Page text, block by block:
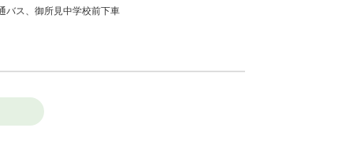
バス、御所見中学校前下車